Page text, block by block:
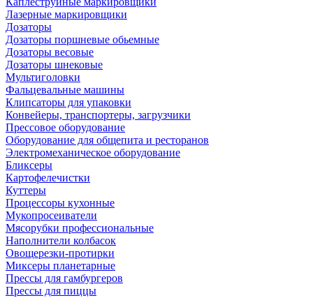
Лазерные маркировщики
Дозаторы
Дозаторы поршневые обьемные
Дозаторы весовые
Дозаторы шнековые
Мультиголовки
Фальцевальные машины
Клипсаторы для упаковки
Конвейеры, транспортеры, загрузчики
Прессовое оборудование
Оборудование для общепита и ресторанов
Электромеханическое оборудование
Бликсеры
Картофелечистки
Куттеры
Процессоры кухонные
Мукопросеиватели
Мясорубки профессиональные
Наполнители колбасок
Овощерезки-протирки
Миксеры планетарные
Прессы для гамбургеров
Прессы для пиццы